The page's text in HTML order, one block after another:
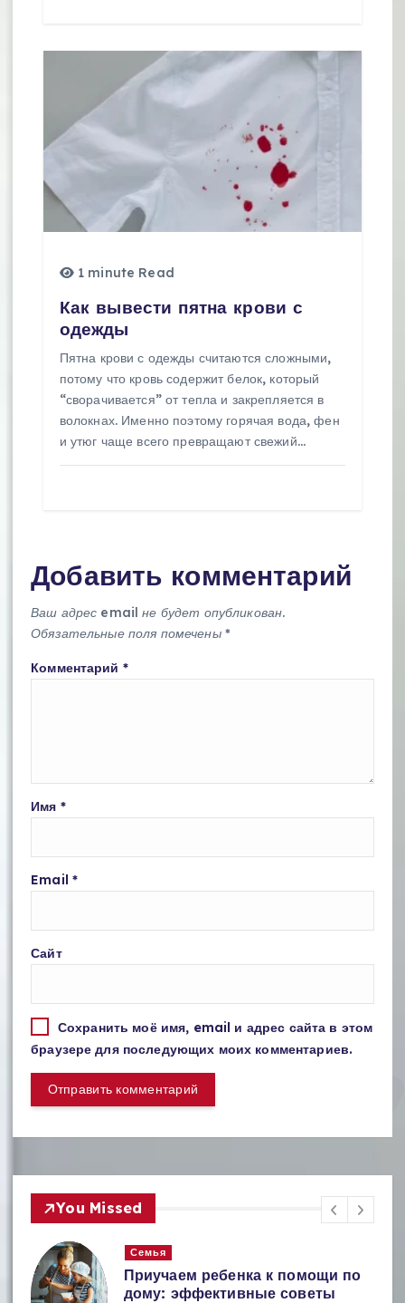
1 minute Read
Как вывести пятна крови с
одежды
Пятна крови с одежды считаются сложными,
потому что кровь содержит белок, который
“сворачивается” от тепла и закрепляется в
волокнах. Именно поэтому горячая вода, фен
и утюг чаще всего превращают свежий…
Добавить комментарий
Ваш адрес email не будет опубликован.
Обязательные поля помечены *
Комментарий *
Имя *
Email *
Сайт
Сохранить моё имя, email и адрес сайта в этом
браузере для последующих моих комментариев.
You Missed
Кухня
Как хранить специи: секреты
сохранения аромата и свежести